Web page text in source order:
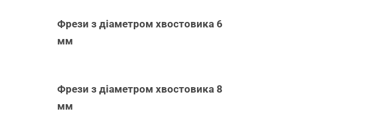
Фрези з діаметром хвостовика 6
мм
Фрези з діаметром хвостовика 8
мм